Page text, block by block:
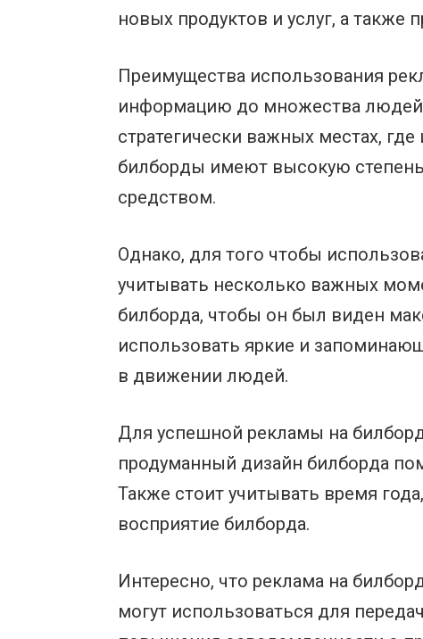
новых продуктов и услуг, а
Преимущества использования
информацию до множества
стратегически важных местах,
билборды имеют высокую
средством.
Однако, для того чтобы
учитывать несколько важных
билборда, чтобы он был виден
использовать яркие и
в движении людей.
Для успешной рекламы на
продуманный дизайн билборда
Также стоит учитывать время
восприятие билборда.
Интересно, что реклама на
могут использоваться для